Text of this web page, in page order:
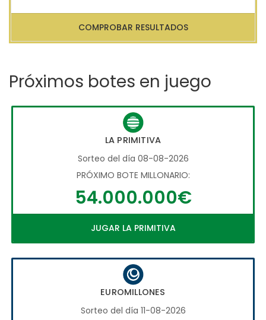
COMPROBAR RESULTADOS
Próximos botes en juego
LA PRIMITIVA
Sorteo del día 08-08-2026
PRÓXIMO BOTE MILLONARIO:
54.000.000€
JUGAR LA PRIMITIVA
EUROMILLONES
Sorteo del día 11-08-2026